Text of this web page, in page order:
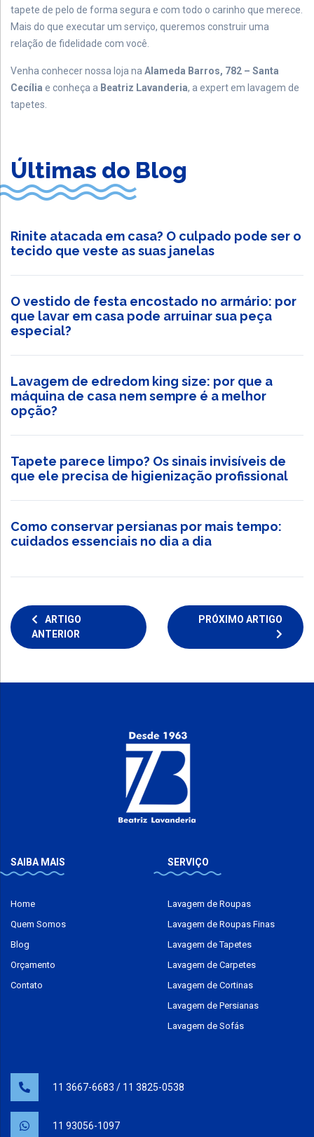
tapete de pelo de forma segura e com todo o carinho que merece.
Mais do que executar um serviço, queremos construir uma
relação de fidelidade com você.
Venha conhecer nossa loja na Alameda Barros, 782 – Santa
Cecília e conheça a Beatriz Lavanderia, a expert em lavagem de
tapetes.
Últimas do Blog
Rinite atacada em casa? O culpado pode ser o
tecido que veste as suas janelas
O vestido de festa encostado no armário: por
que lavar em casa pode arruinar sua peça
especial?
Lavagem de edredom king size: por que a
máquina de casa nem sempre é a melhor
opção?
Tapete parece limpo? Os sinais invisíveis de
que ele precisa de higienização profissional
Como conservar persianas por mais tempo:
cuidados essenciais no dia a dia
ARTIGO
ANTERIOR
PRÓXIMO ARTIGO
SAIBA MAIS
Home
Quem Somos
Blog
Orçamento
Contato
SERVIÇO
Lavagem de Roupas
Lavagem de Roupas Finas
Lavagem de Tapetes
Lavagem de Carpetes
Lavagem de Cortinas
Lavagem de Persianas
Lavagem de Sofás
11 3667-6683 / 11 3825-0538
11 93056-1097